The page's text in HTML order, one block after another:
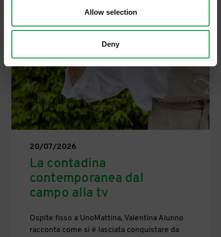
Allow selection
Deny
20/07/2026
La contadina
contemporanea dal
campo alla tv
Ospite fisso a UnoMattina, Valentina Alunno
racconta come si è lasciata conquistare da